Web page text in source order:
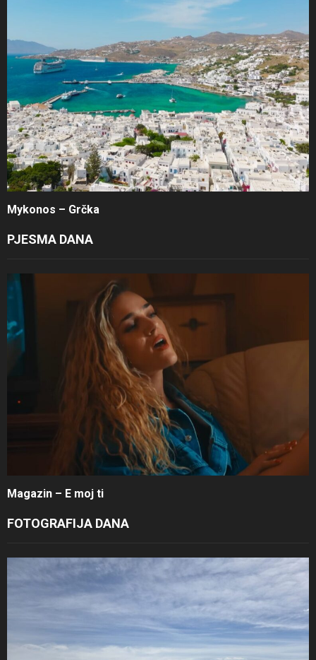
Mykonos – Grčka
PJESMA DANA
Magazin – E moj ti
FOTOGRAFIJA DANA